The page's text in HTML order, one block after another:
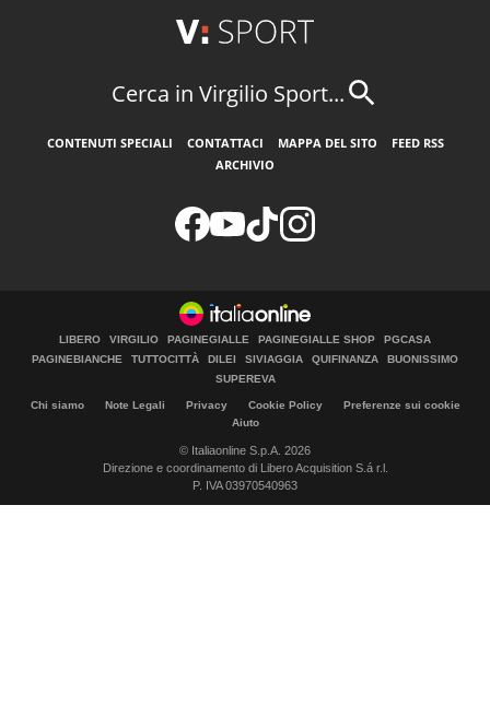
Cerca in Virgilio Sport...
CONTENUTI SPECIALI CONTATTACI MAPPA DEL SITO
FEED RSS
ARCHIVIO
LIBERO VIRGILIO PAGINEGIALLE PAGINEGIALLE SHOP
PGCASA
PAGINEBIANCHE
TUTTOCITTÀ DILEI SIVIAGGIA QUIFINANZA
BUONISSIMO
SUPEREVA
Chi siamo Note Legali Privacy Cookie Policy
Preferenze sui cookie
Aiuto
© Italiaonline S.p.A. 2026
Direzione e coordinamento di Libero Acquisition S.á r.l.
P. IVA 03970540963